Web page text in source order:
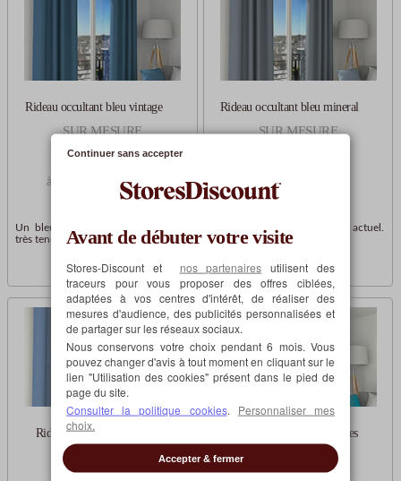
Rideau occultant bleu vintage
SUR MESURE
à partir de 26,93€
Un bleu un peu vintage, un rideau
très tendance !
Rideau occultant bleu mineral
SUR MESURE
à partir de
Un bleu mineral profond, très actuel.
Rideau tamisant bleu ciel
SUR MESURE
Rideau tamisant bleu caraibes
SUR MESURE
Avant de débuter votre visite
Stores-Discount et nos partenaires utilisent des
traceurs pour vous proposer des offres ciblées,
adaptées à vos centres d'intérêt, de réaliser des
mesures d'audience, des publicités personnalisées et
de partager sur les réseaux sociaux.
Nous conservons votre choix pendant 6 mois. Vous
pouvez changer d'avis à tout moment en cliquant sur le
lien "Utilisation des cookies" présent dans le pied de
page du site.
Consulter la politique cookies. Personnaliser mes
choix.
Accepter & fermer
Continuer sans accepter